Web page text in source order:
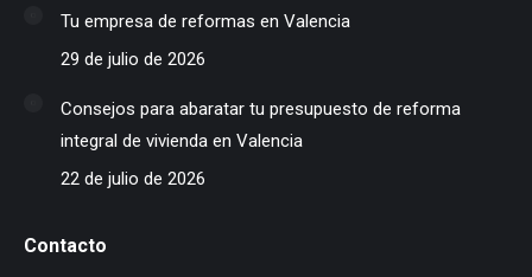
Tu empresa de reformas en Valencia
29 de julio de 2026
Consejos para abaratar tu presupuesto de reforma
integral de vivienda en Valencia
22 de julio de 2026
Contacto